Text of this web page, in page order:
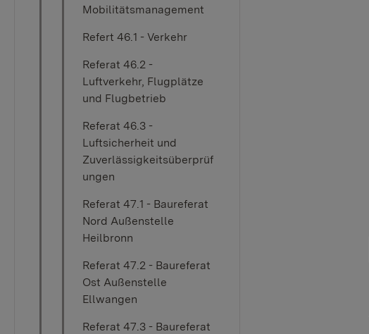
Mobilitätsmanagement
Refert 46.1 - Verkehr
Referat 46.2 -
Luftverkehr, Flugplätze
und Flugbetrieb
Referat 46.3 -
Luftsicherheit und
Zuverlässigkeitsüberprüf
ungen
Referat 47.1 - Baureferat
Nord Außenstelle
Heilbronn
Referat 47.2 - Baureferat
Ost Außenstelle
Ellwangen
Referat 47.3 - Baureferat